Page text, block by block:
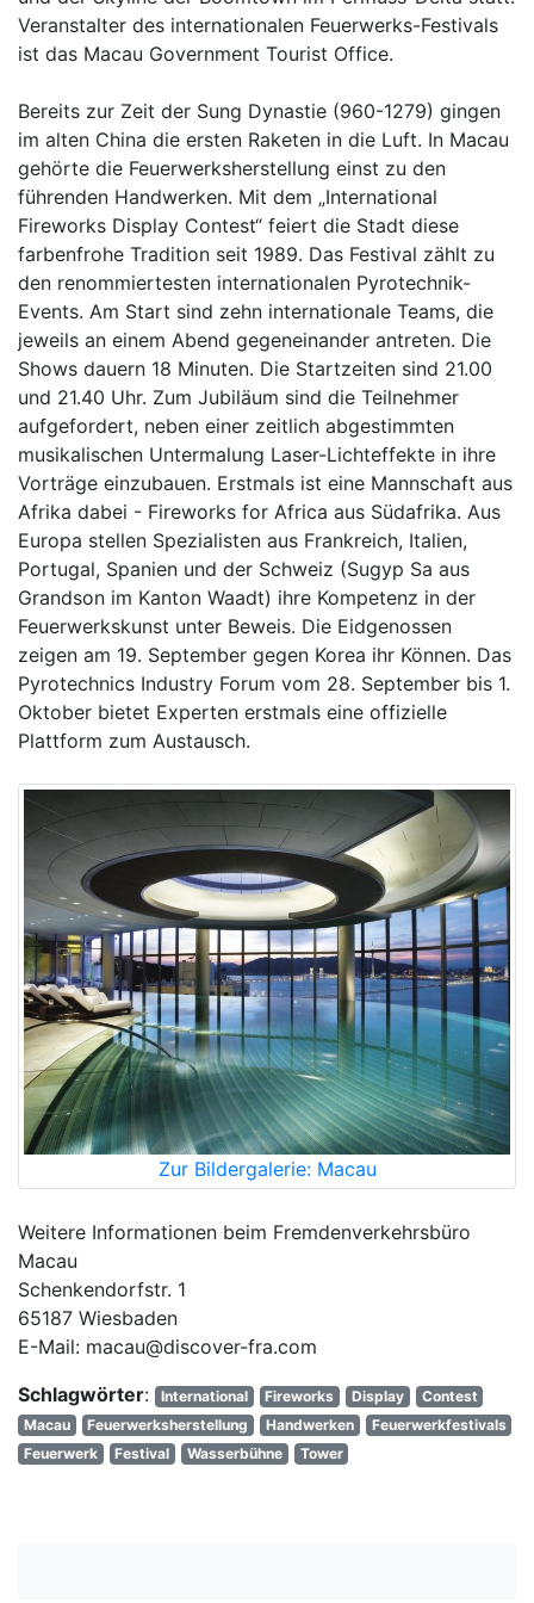
Veranstalter des internationalen Feuerwerks-Festivals
ist das Macau Government Tourist Office.
Bereits zur Zeit der Sung Dynastie (960-1279) gingen
im alten China die ersten Raketen in die Luft. In Macau
gehörte die Feuerwerksherstellung einst zu den
führenden Handwerken. Mit dem „International
Fireworks Display Contest“ feiert die Stadt diese
farbenfrohe Tradition seit 1989. Das Festival zählt zu
den renommiertesten internationalen Pyrotechnik-
Events. Am Start sind zehn internationale Teams, die
jeweils an einem Abend gegeneinander antreten. Die
Shows dauern 18 Minuten. Die Startzeiten sind 21.00
und 21.40 Uhr. Zum Jubiläum sind die Teilnehmer
aufgefordert, neben einer zeitlich abgestimmten
musikalischen Untermalung Laser-Lichteffekte in ihre
Vorträge einzubauen. Erstmals ist eine Mannschaft aus
Afrika dabei - Fireworks for Africa aus Südafrika. Aus
Europa stellen Spezialisten aus Frankreich, Italien,
Portugal, Spanien und der Schweiz (Sugyp Sa aus
Grandson im Kanton Waadt) ihre Kompetenz in der
Feuerwerkskunst unter Beweis. Die Eidgenossen
zeigen am 19. September gegen Korea ihr Können. Das
Pyrotechnics Industry Forum vom 28. September bis 1.
Oktober bietet Experten erstmals eine offizielle
Plattform zum Austausch.
Zur Bildergalerie: Macau
Weitere Informationen beim Fremdenverkehrsbüro
Macau
Schenkendorfstr. 1
65187 Wiesbaden
E-Mail: macau@discover-fra.com
Schlagwörter: International Fireworks Display
Contest
Macau
Feuerwerksherstellung Handwerken
Feuerwerkfestivals
Feuerwerk
Festival Wasserbühne Tower